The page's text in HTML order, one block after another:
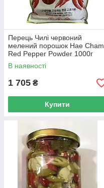
Перець Чилі червоний
мелений порошок Hae Cham
Red Pepper Powder 1000г
Корея
В наявності
1 705 ₴
Купити